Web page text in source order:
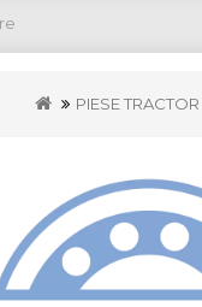
PIESE TRACTOR